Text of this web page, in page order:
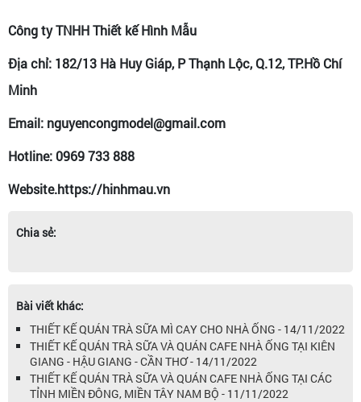
Công ty TNHH Thiết kế Hình Mẫu
Địa chỉ: 182/13 Hà Huy Giáp, P Thạnh Lộc, Q.12, TP.Hồ Chí
Minh
Email: nguyencongmodel@gmail.com
Hotline: 0969 733 888
Website.https://hinhmau.vn
Chia sẻ:
Bài viết khác:
THIẾT KẾ QUÁN TRÀ SỮA MÌ CAY CHO NHÀ ỐNG - 14/11/2022
THIẾT KẾ QUÁN TRÀ SỮA VÀ QUÁN CAFE NHÀ ỐNG TẠI KIÊN
GIANG - HẬU GIANG - CẦN THƠ - 14/11/2022
THIẾT KẾ QUÁN TRÀ SỮA VÀ QUÁN CAFE NHÀ ỐNG TẠI CÁC
TỈNH MIỀN ĐÔNG, MIỀN TÂY NAM BỘ - 11/11/2022